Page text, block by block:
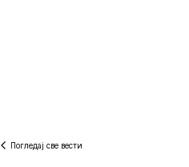
Погледај све вести